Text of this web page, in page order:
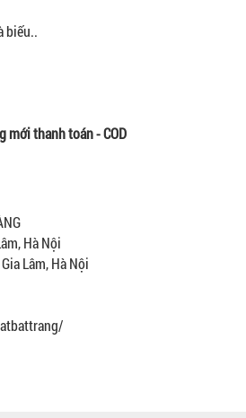
biếu..
mới thanh toán - COD
Hà Nội
Lâm, Hà Nội